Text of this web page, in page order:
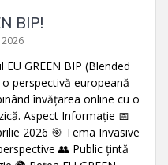
BIP!
GREEN BIP (Blended
perspectivă europeană
învățarea online cu o
Aspect Informație 📅
2026 🎯 Tema Invasive
👥 Public țintă